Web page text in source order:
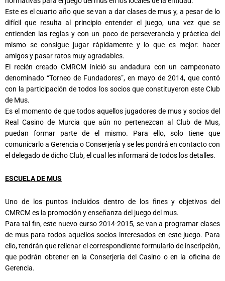
Este es el cuarto año que se van a dar clases de mus y, a pesar de lo
difícil que resulta al principio entender el juego, una vez que se
entienden las reglas y con un poco de perseverancia y práctica del
mismo se consigue jugar rápidamente y lo que es mejor: hacer
amigos y pasar ratos muy agradables.
El recién creado CMRCM inició su andadura con un campeonato
denominado “Torneo de Fundadores”, en mayo de 2014, que contó
con la participación de todos los socios que constituyeron este Club
de Mus.
Es el momento de que todos aquellos jugadores de mus y socios del
Real Casino de Murcia que aún no pertenezcan al Club de Mus,
puedan formar parte de el mismo. Para ello, solo tiene que
comunicarlo a Gerencia o Conserjería y se les pondrá en contacto con
el delegado de dicho Club, el cual les informará de todos los detalles.
ESCUELA DE MUS
Uno de los puntos incluidos dentro de los fines y objetivos del
CMRCM es la promoción y enseñanza del juego del mus.
Para tal fin, este nuevo curso 2014-2015, se van a programar clases
de mus para todos aquellos socios interesados en este juego. Para
ello, tendrán que rellenar el correspondiente formulario de inscripción,
que podrán obtener en la Conserjería del Casino o en la oficina de
Gerencia.